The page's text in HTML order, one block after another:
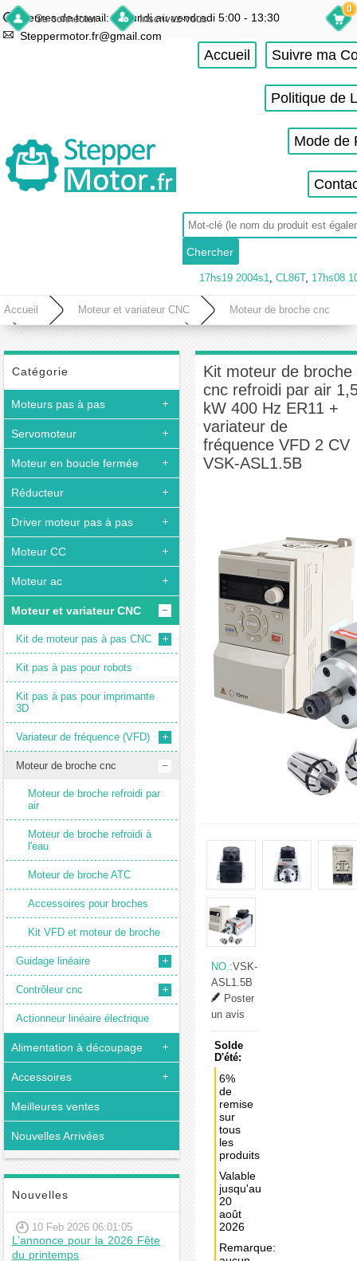
Se connecter Inscrivez-vous
Heures de travail: du lundi au vendredi 5:00 - 13:30
Steppermotor.fr@gmail.com
0
Accueil Suivre ma
Politique de
Mode de
17hs19 2004s1, CL86T, 17hs08
Accueil Moteur et variateur CNC Moteur de broche cnc
par air 1,5 kW 400 Hz ER11 + variateur de fréquence VFD 2 CV VSK-ASL1.5B
Catégorie
Moteurs pas à pas
Servomoteur
Moteur en boucle fermée
Réducteur
Driver moteur pas à pas
Moteur CC
Moteur ac
Moteur et variateur CNC
Kit de moteur pas à pas CNC
Kit pas à pas pour robots
Kit pas à pas pour imprimante
3D
Variateur de fréquence (VFD)
Moteur de broche cnc
Moteur de broche refroidi par
air
Moteur de broche refroidi à
l'eau
Moteur de broche ATC
Accessoires pour broches
Kit VFD et moteur de broche
Guidage linéaire
Contrôleur cnc
Actionneur linéaire électrique
Alimentation à découpage
Accessoires
Meilleures ventes
Nouvelles Arrivées
Nouvelles
10 Feb 2026 06:01:05
L’annonce pour la 2026 Fête
du printemps
Kit moteur de broche
cnc refroidi par air
kW 400 Hz ER11 +
variateur de
fréquence VFD 2 CV
VSK-ASL1.5B
NO.:VSK-
ASL1.5B
Poster
un avis
Solde
D'été:
6%
de
remise
sur
tous
les
produits
Valable
jusqu'au
20
août
2026
Remarque: